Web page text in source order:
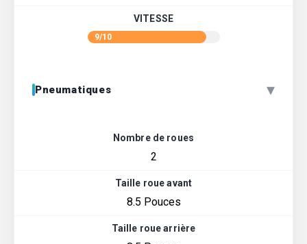
VITESSE
9/10
Pneumatiques ▾
Nombre de roues
2
Taille roue avant
8.5 Pouces
Taille roue arrière